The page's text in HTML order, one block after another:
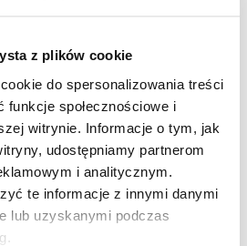
z plików cookie
do spersonalizowania treści
funkcje społecznościowe i
witrynie. Informacje o tym, jak
udostępniamy partnerom
i analitycznym.
te informacje z innymi danymi
lub uzyskanymi podczas